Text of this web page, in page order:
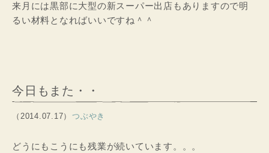
来月には黒部に大型の新スーパー出店もありますので明
るい材料となればいいですね＾＾
今日もまた・・
（2014.07.17） つぶやき
どうにもこうにも残業が続いています。。。